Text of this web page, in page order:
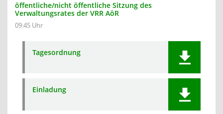
öffentliche/nicht öffentliche Sitzung des
Verwaltungsrates der VRR AöR
09:45 Uhr
Tagesordnung
Einladung